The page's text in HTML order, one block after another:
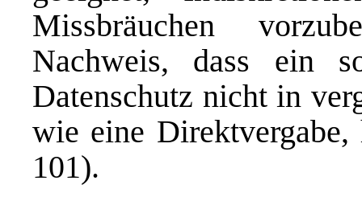
Missbräuchen
Nachweis, dass ein
Datenschutz nicht in
wie eine
101).